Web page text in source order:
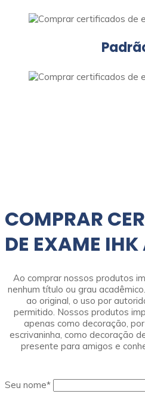
COMPRAR
DE EXAME
Ao comprar nossos produtos
nenhum título ou grau
ao original, o uso por
permitido. Nossos produtos
apenas como decoração,
escrivaninha, como decoração
presente para amigos e
Seu nome*